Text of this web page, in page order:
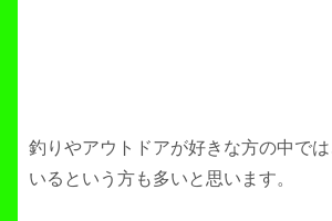
釣りやアウトドアが好きな方の中で
いるという方も多いと思います。